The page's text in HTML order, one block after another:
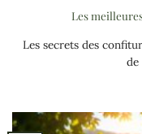
Les
Les secrets des
de